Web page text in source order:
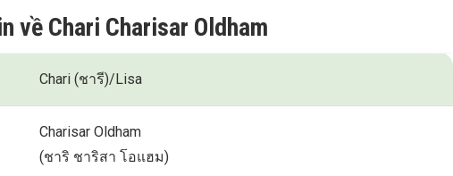
về Chari Charisar Oldham
Chari (ชารี)/Lisa
Charisar Oldham
(ชาริ ชาริสา โอแฮม)